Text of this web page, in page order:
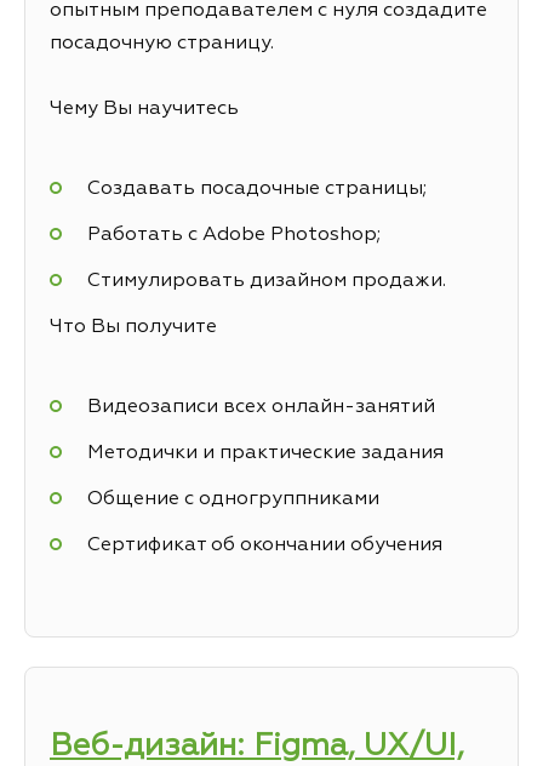
опытным преподавателем с нуля создадите
посадочную страницу.
Чему Вы научитесь
Создавать посадочные страницы;
Работать с Adobe Photoshop;
Стимулировать дизайном продажи.
Что Вы получите
Видеозаписи всех онлайн-занятий
Методички и практические задания
Общение с одногруппниками
Сертификат об окончании обучения
Веб-дизайн: Figma, UX/UI,